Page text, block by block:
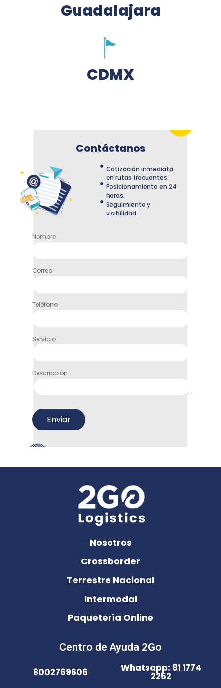
Guadalajara
CDMX
Contáctanos
Cotización inmediata
en rutas frecuentes.
Posicionamiento en 24
horas.
Seguimiento y
visibilidad.
Nombre
Correo
Teléfono
Servicio
Descripción
Nosotros
Crossborder
Terrestre Nacional
Intermodal
Paquetería Online
Centro de Ayuda 2Go
8002769606 Whatsapp: 81 1774
2252